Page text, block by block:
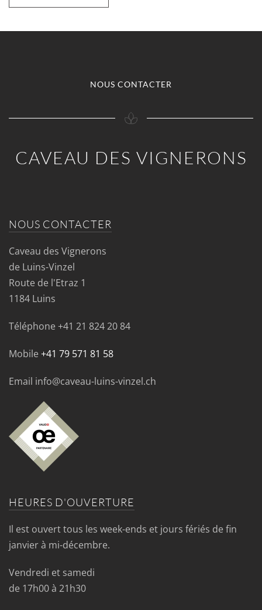
NOUS CONTACTER
CAVEAU DES VIGNERONS
NOUS CONTACTER
Caveau des Vignerons
de Luins-Vinzel
Route de l'Etraz 1
1184 Luins
Téléphone +41 21 824 20 84
Mobile +41 79 571 81 58
Email info@caveau-luins-vinzel.ch
HEURES D'OUVERTURE
Il est ouvert tous les week-ends et jours fériés de fin
janvier à mi-décembre.
Vendredi et samedi
de 17h00 à 21h30